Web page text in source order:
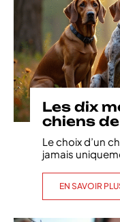
Les dix
chiens
Le choix d’un
jamais
EN SAVOIR